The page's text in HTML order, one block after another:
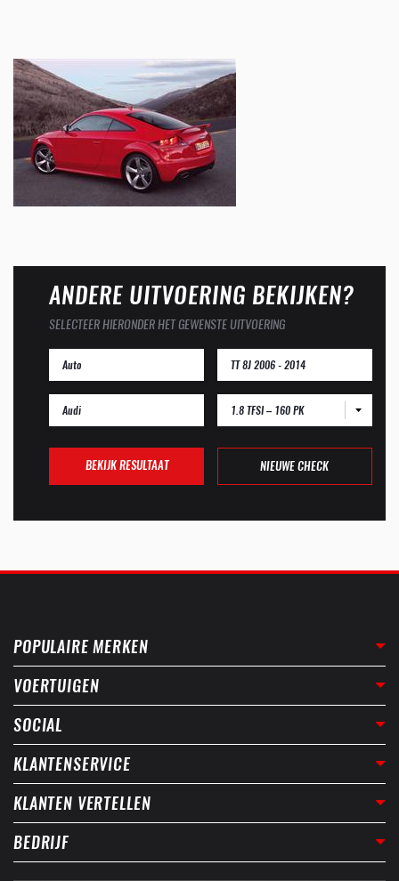
ANDERE UITVOERING BEKIJKEN?
SELECTEER HIERONDER HET GEWENSTE UITVOERING
1.8 TFSI – 160 PK
BEKIJK RESULTAAT NIEUWE CHECK
POPULAIRE MERKEN
VOERTUIGEN
SOCIAL
KLANTENSERVICE
KLANTEN VERTELLEN
BEDRIJF